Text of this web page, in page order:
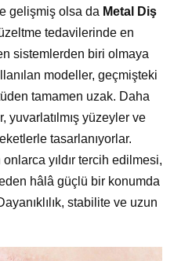
gelişmiş olsa da Metal Diş
tedavilerinde en
sistemlerden biri olmaya
modeller, geçmişteki
tamamen uzak. Daha
yuvarlatılmış yüzeyler ve
tasarlanıyorlar.
yıldır tercih edilmesi,
hâlâ güçlü bir konumda
stabilite ve uzun